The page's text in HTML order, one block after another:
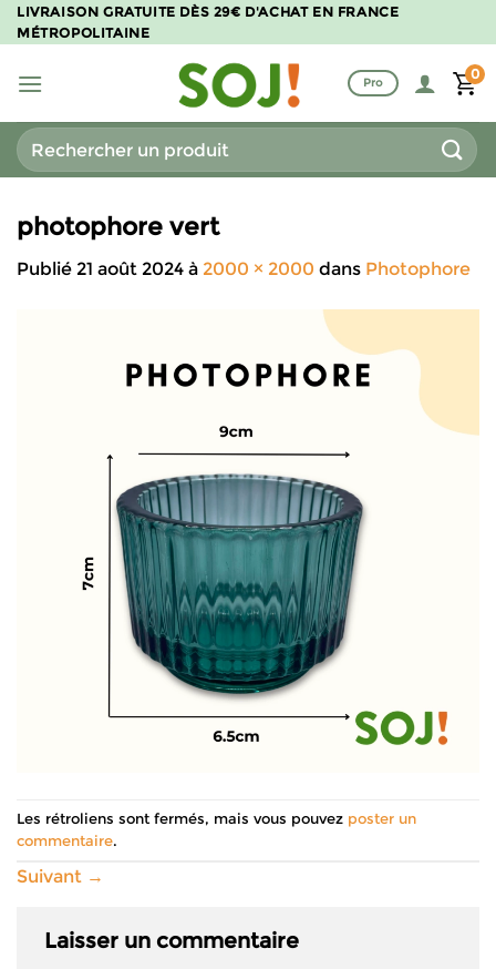
Passer
au
LIVRAISON GRATUITE DÈS 29€ D'ACHAT EN FRANCE
MÉTROPOLITAINE
Pro
0
Recherche
pour :
photophore vert
Publié 21 août 2024 à 2000 × 2000 dans Photophore
Les rétroliens sont fermés, mais vous pouvez poster un
commentaire.
Suivant →
Laisser un commentaire